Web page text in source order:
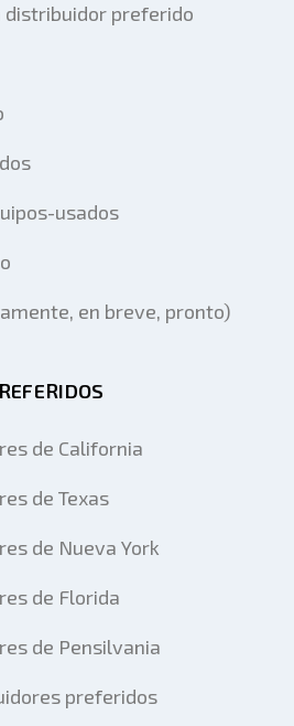
distribuidor preferido
usados
en breve, pronto)
de California
de Texas
de Nueva York
de Florida
de Pensilvania
preferidos